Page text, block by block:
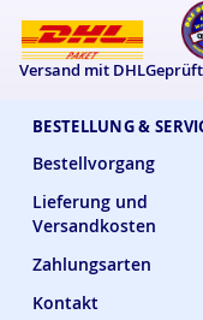
BESTELLUNG &
Bestellvorgang
Lieferung und
Versandkosten
Zahlungsarten
Kontakt
Versand mit DHL